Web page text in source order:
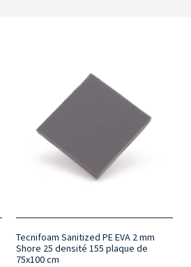
Tecnifoam Sanitized PE EVA 2 mm
Shore 25 densité 155 plaque de
75x100 cm